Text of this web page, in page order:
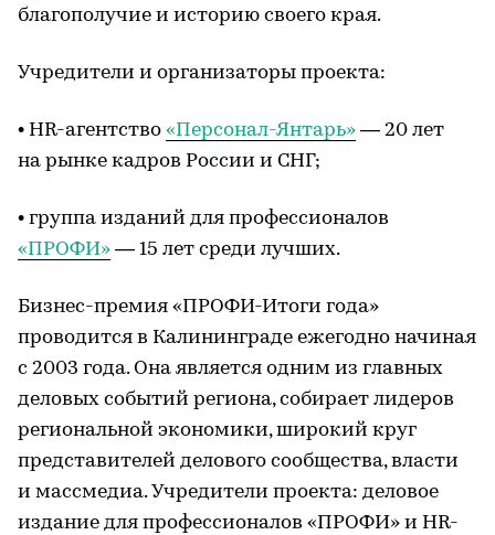
благополучие и историю своего края.
Учредители и организаторы проекта:
• HR-агентство «Персонал-Янтарь» — 20 лет
на рынке кадров России и СНГ;
• группа изданий для профессионалов
«ПРОФИ» — 15 лет среди лучших.
Бизнес-премия «ПРОФИ-Итоги года»
проводится в Калининграде ежегодно начиная
с 2003 года. Она является одним из главных
деловых событий региона, собирает лидеров
региональной экономики, широкий круг
представителей делового сообщества, власти
и массмедиа. Учредители проекта: деловое
издание для профессионалов «ПРОФИ» и HR-